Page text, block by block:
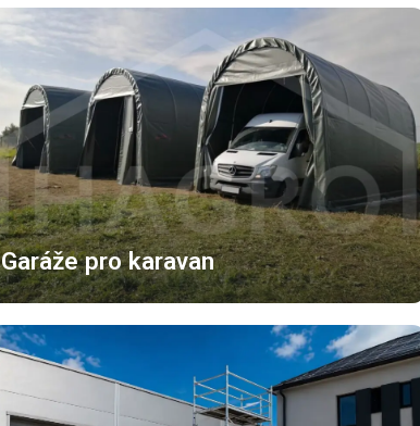
Garáže pro karavan